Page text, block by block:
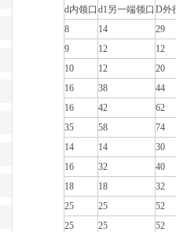
d内领口 d1另一端领口 D外
8
14
29
9
12
12
10
12
20
16
38
44
16
42
62
35
58
74
14
14
30
16
32
40
18
18
32
25
25
52
25
25
52